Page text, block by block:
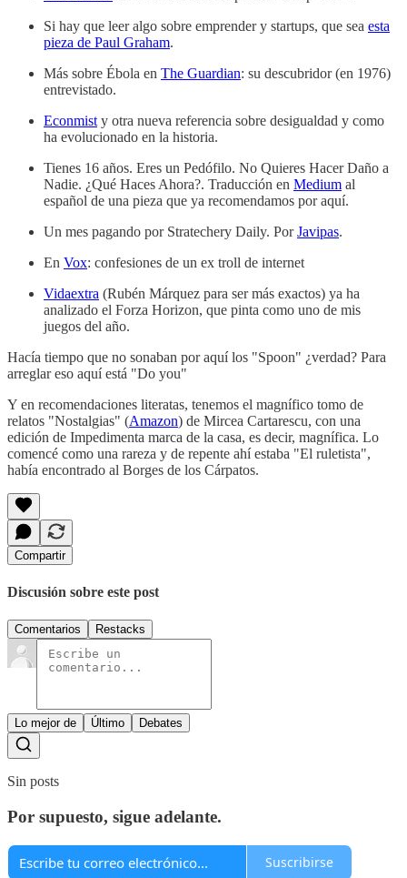
Si hay que leer algo sobre emprender y startups, que sea esta
pieza de Paul Graham.
Más sobre Ébola en The Guardian: su descubridor (en 1976)
entrevistado.
Econmist y otra nueva referencia sobre desigualdad y como
ha evolucionado en la historia.
Tienes 16 años. Eres un Pedófilo. No Quieres Hacer Daño a
Nadie. ¿Qué Haces Ahora?. Traducción en Medium al
español de una pieza que ya recomendamos por aquí.
Un mes pagando por Stratechery Daily. PorJavipas.
En Vox: confesiones de un ex troll de internet
Vidaextra (Rubén Márquez para ser más exactos) ya ha
analizado el Forza Horizon, que pinta como uno de mis
juegos del año.
Hacía tiempo que no sonaban por aquí los "Spoon" ¿verdad? Para
arreglar eso aquí está "Do you"
Y en recomendaciones literatas, tenemos el magnífico tomo de
relatos "Nostalgias" (Amazon) de Mircea Cartarescu, con una
edición de Impedimenta marca de la casa, es decir, magnífica. Lo
comencé como una rareza y de repente ahí estaba "El ruletista",
había encontrado al Borges de los Cárpatos.
Compartir
Discusión sobre este post
Comentarios Restacks
Lo mejor de Último Debates
Sin posts
Por supuesto, sigue adelante.
Suscribirse